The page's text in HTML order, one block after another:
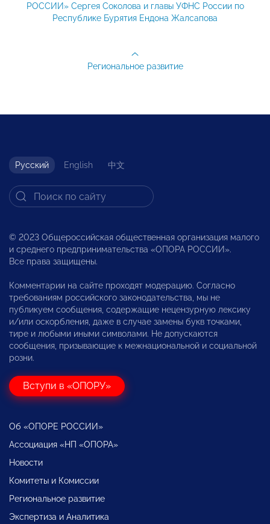
РОССИИ» Сергея Соколова и главы УФНС России по
Республике Бурятия Ендона Жалсапова
Региональное развитие
Русский English 中文
© 2023 Общероссийская общественная организация малого
и среднего предпринимательства «ОПОРА РОССИИ».
Все права защищены.
Комментарии на сайте проходят модерацию. Согласно
требованиям российского законодательства, мы не
публикуем сообщения, содержащие нецензурную лексику
и/или оскорбления, даже в случае замены букв точками,
тире и любыми иными символами. Не допускаются
сообщения, призывающие к межнациональной и социальной
розни.
Вступи в «ОПОРУ»
Об «ОПОРЕ РОССИИ»
Ассоциация «НП «ОПОРА»
Новости
Комитеты и Комиссии
Региональное развитие
Экспертиза и Аналитика